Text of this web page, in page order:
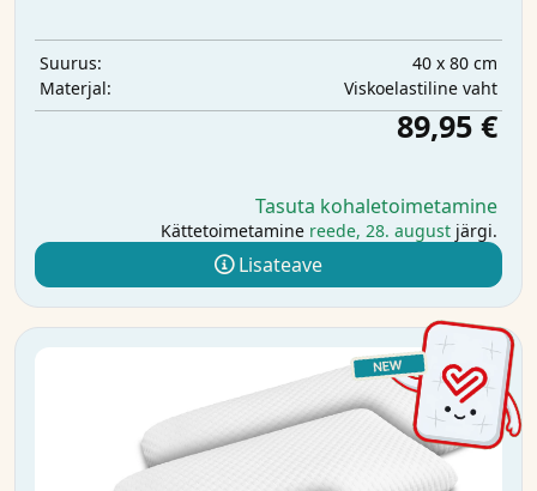
Suurus:
40 x 80 cm
Materjal:
Viskoelastiline vaht
89,95 €
Tasuta kohaletoimetamine
Kättetoimetamine reede, 28. august järgi.
Lisateave